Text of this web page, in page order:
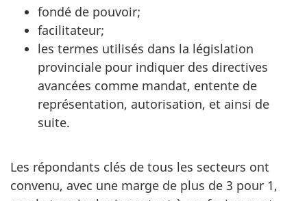
fondé de pouvoir;
facilitateur;
les termes utilisés dans la législation
provinciale pour indiquer des directives
avancées comme mandat, entente de
représentation, autorisation, et ainsi de
suite.
Les répondants clés de tous les secteurs ont
convenu, avec une marge de plus de 3 pour 1,